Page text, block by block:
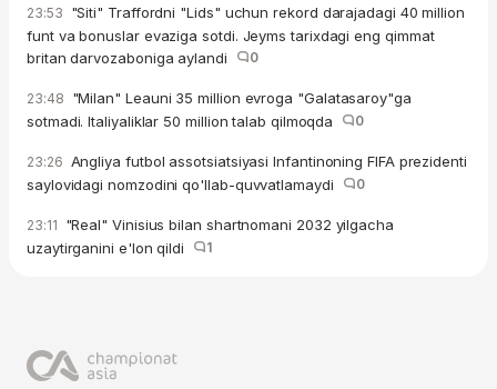
23:53 "Siti" Traffordni "Lids" uchun rekord darajadagi 40 million
funt va bonuslar evaziga sotdi. Jeyms tarixdagi eng qimmat
britan darvozaboniga aylandi
0
23:48 "Milan" Leauni 35 million evroga "Galatasaroy"ga
sotmadi. Italiyaliklar 50 million talab qilmoqda
0
23:26 Angliya futbol assotsiatsiyasi Infantinoning FIFA prezidenti
saylovidagi nomzodini qo'llab-quvvatlamaydi
0
23:11 "Real" Vinisius bilan shartnomani 2032 yilgacha
uzaytirganini e'lon qildi
1